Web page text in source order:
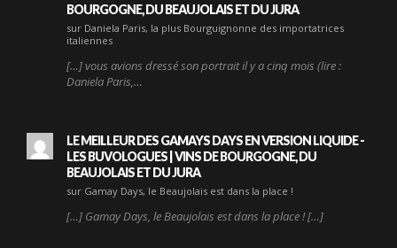
BOURGOGNE, DU BEAUJOLAIS ET DU JURA
sur Daniela Paris, la plus Bourguignonne des importatrices
italiennes
[…] vous avions dressé son portrait il y a cinq mois (lire :
Daniela Paris,…
LE MEILLEUR DES GAMAYS DAYS EN VERSION LIQUIDE -
LES BUVOLOGUES | VINS DE BOURGOGNE, DU
BEAUJOLAIS ET DU JURA
sur Gamay Days, le Beaujolais est dans la place !
[…] Gamay Days, le Beaujolais est dans la place ! […]